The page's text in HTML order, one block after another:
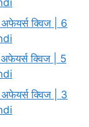
क्विज | 6
क्विज | 5
क्विज | 3